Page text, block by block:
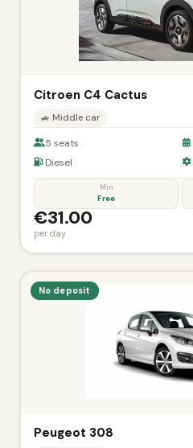
Citroen C4 Cactus
🚙 Middle car
5 seats
Diesel
Min
Free
€31.00
per day
No deposit
Peugeot 308